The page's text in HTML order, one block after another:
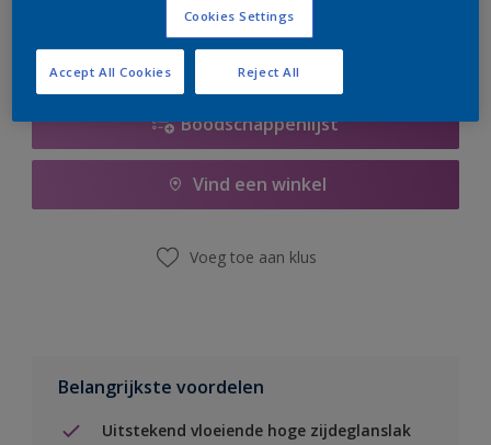
Boodschappenlijst
Vind een winkel
Voeg toe aan klus
Belangrijkste voordelen
Uitstekend vloeiende hoge zijdeglanslak
Cookies Settings
Reject All
Accept All Cookies